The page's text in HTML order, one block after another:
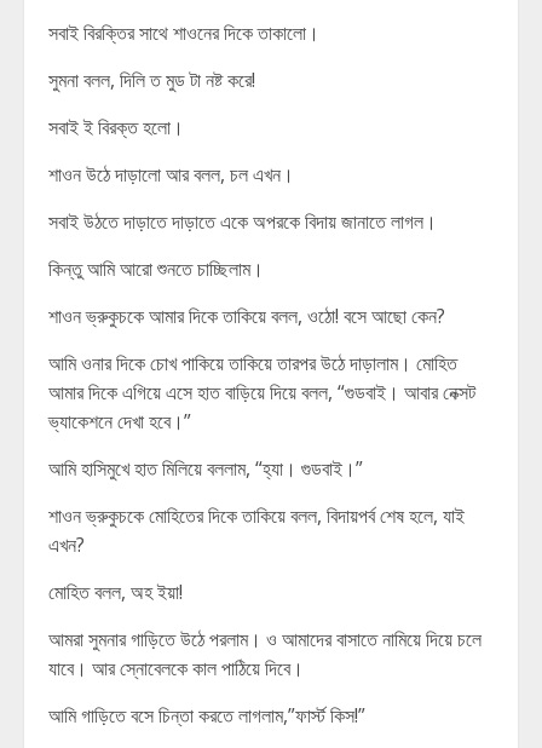
সবাই বিরক্তির সাথে শাওনের দিকে তাকালো।
সুমনা বলল, দিলি ত মুড টা নষ্ট করে!
সবাই ই বিরক্ত হলো।
শাওন উঠে দাড়ালো আর বলল, চল এখন।
সবাই উঠতে দাড়াতে দাড়াতে একে অপরকে বিদায় জানাতে লাগল।
কিন্তু আমি আরো শুনতে চাচ্ছিলাম।
শাওন ভ্রুকুচকে আমার দিকে তাকিয়ে বলল, ওঠো! বসে আছো কেন?
আমি ওনার দিকে চোখ পাকিয়ে তাকিয়ে তারপর উঠে দাড়ালাম। মোহিত
আমার দিকে এগিয়ে এসে হাত বাড়িয়ে দিয়ে বলল, “গুডবাই। আবার নেক্সট
ভ্যাকেশনে দেখা হবে।”
আমি হাসিমুখে হাত মিলিয়ে বললাম, “হ্যা। গুডবাই।”
শাওন ভ্রুকুচকে মোহিতের দিকে তাকিয়ে বলল, বিদায়পর্ব শেষ হলে, যাই
এখন?
মোহিত বলল, অহ ইয়া!
আমরা সুমনার গাড়িতে উঠে পরলাম। ও আমাদের বাসাতে নামিয়ে দিয়ে চলে
যাবে। আর স্নোবেলকে কাল পাঠিয়ে দিবে।
আমি গাড়িতে বসে চিন্তা করতে লাগলাম,”ফার্স্ট কিস!”